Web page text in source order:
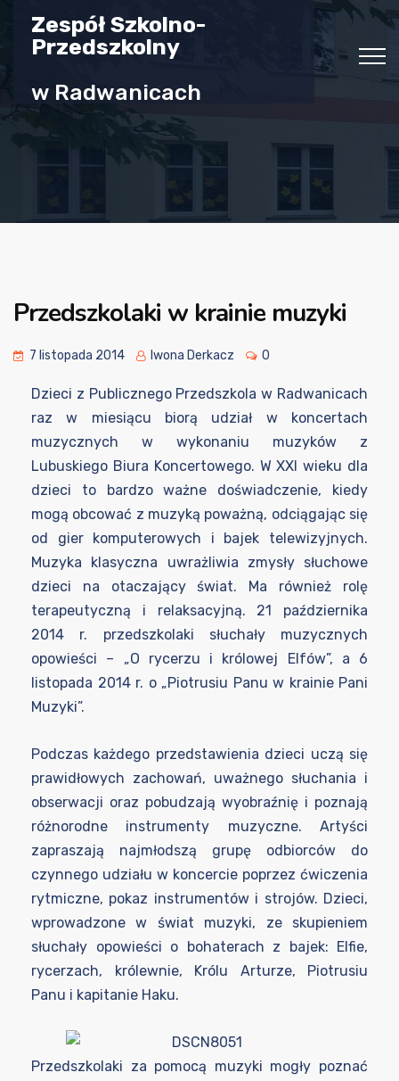
Zespół Szkolno-
Przedszkolny
w Radwanicach
Przedszkolaki w krainie muzyki
7 listopada 2014 Iwona Derkacz 0
Dzieci z Publicznego Przedszkola w Radwanicach
raz w miesiącu biorą udział w koncertach
muzycznych w wykonaniu muzyków z
Lubuskiego Biura Koncertowego. W XXI wieku dla
dzieci to bardzo ważne doświadczenie, kiedy
mogą obcować z muzyką poważną, odciągając się
od gier komputerowych i bajek telewizyjnych.
Muzyka klasyczna uwrażliwia zmysły słuchowe
dzieci na otaczający świat. Ma również rolę
terapeutyczną i relaksacyjną. 21 października
2014 r. przedszkolaki słuchały muzycznych
opowieści – „O rycerzu i królowej Elfów”, a 6
listopada 2014 r. o „Piotrusiu Panu w krainie Pani
Muzyki”.
Podczas każdego przedstawienia dzieci uczą się
prawidłowych zachowań, uważnego słuchania i
obserwacji oraz pobudzają wyobraźnię i poznają
różnorodne instrumenty muzyczne. Artyści
zapraszają najmłodszą grupę odbiorców do
czynnego udziału w koncercie poprzez ćwiczenia
rytmiczne, pokaz instrumentów i strojów. Dzieci,
wprowadzone w świat muzyki, ze skupieniem
słuchały opowieści o bohaterach z bajek: Elfie,
rycerzach, królewnie, Królu Arturze, Piotrusiu
Panu i kapitanie Haku.
Przedszkolaki za pomocą muzyki mogły poznać